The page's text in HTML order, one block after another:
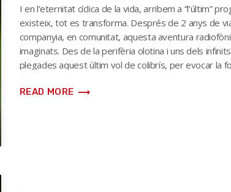
I en l’eternitat cíclica de la vida, arribem a “l’últim”
existeix, tot es transforma. Després de 2 anys de
companyia, en comunitat, aquesta aventura
imaginats. Des de la perifèria olotina i uns dels
plegades aquest últim vol de colibrís, per evocar la
READ MORE trending_flat